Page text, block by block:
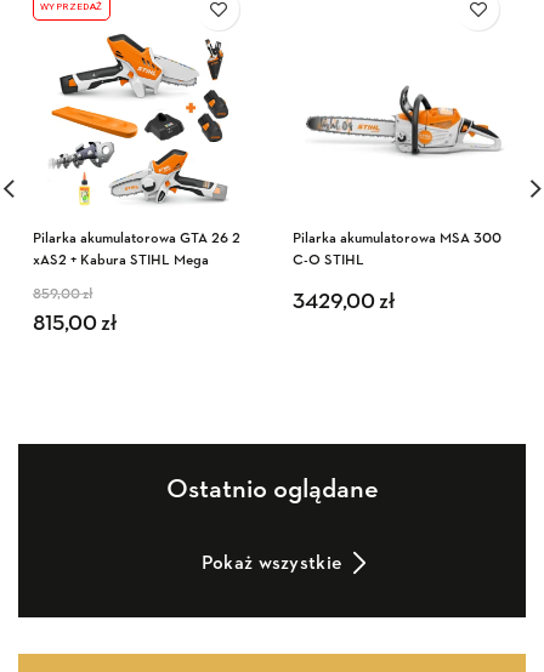
WYPRZEDAŻ
Pilarka akumulatorowa GTA 26 2
xAS2 + Kabura STIHL Mega
859,00zł
Pierwotna cena wynosiła:
815,00zł
Aktualna cena wynosi:
Pilarka akumulatorowa MSA 300
C-O STIHL
3429,00zł
Ostatnio oglądane
Pokaż wszystkie